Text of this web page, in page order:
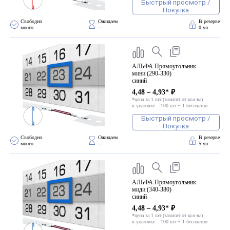
Феррошит
По макету заказчика, в
том числе с УФ печатью
Дополнительная информация
Каталог "Комплектующие
для календарей, расходные
материалы для печати,
переплета, отделки"
Частые вопросы
Быстрый просмотр /
Покупка
Свободно
много
Ожидаем
—
В резерве
0 уп
АЛЬФА Прямоугольник
мини (290-330)
синий
4,48 – 4,93* ₽
*цена за 1 шт (зависит от кол-ва)
в упаковке – 100 шт + 1 бесплатно
Быстрый просмотр /
Покупка
Свободно
много
Ожидаем
—
В резерве
5 уп
АЛЬФА Прямоугольник
миди (340-380)
синий
4,48 – 4,93* ₽
*цена за 1 шт (зависит от кол-ва)
в упаковке – 100 шт + 1 бесплатно